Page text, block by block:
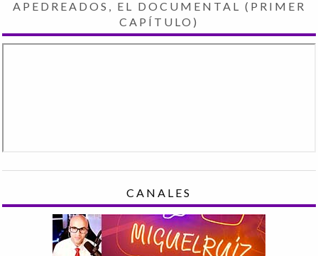
APEDREADOS, EL DOCUMENTAL (PRIMER
CAPÍTULO)
CANALES